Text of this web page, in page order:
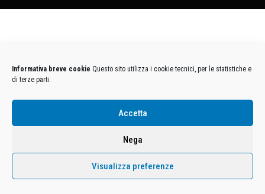
Informativa breve cookie Questo sito utilizza i cookie tecnici, per le statistiche e
di terze parti.
Accetta
Nega
Visualizza preferenze